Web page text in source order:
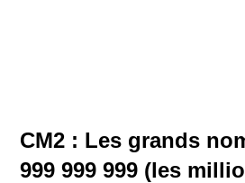
CM2 : Les grands
999 999 999 (les